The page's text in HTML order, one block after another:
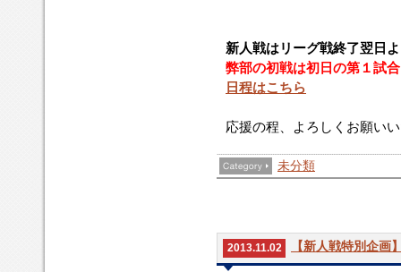
新人戦はリーグ戦終了翌日
弊部の初戦は初日の第１試
日程はこちら
応援の程、よろしくお願い
未分類
2013.11.02 【新人戦特別企